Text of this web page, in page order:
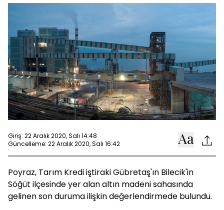
Giriş: 22 Aralık 2020, Salı 14:48
Güncelleme: 22 Aralık 2020, Salı 16:42
Poyraz, Tarım Kredi iştiraki Gübretaş'ın Bilecik'in
Söğüt ilçesinde yer alan altın madeni sahasında
gelinen son duruma ilişkin değerlendirmede bulundu.